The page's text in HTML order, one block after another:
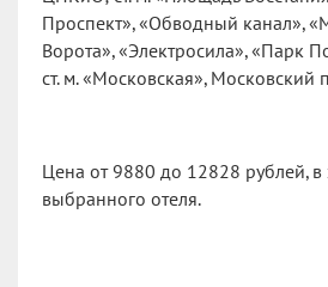
Проспект», «Обводный канал»,
Ворота», «Электросила», «Парк
ст. м. «Московская», Московский
Цена от 9880 до 12828 рублей, в
выбранного отеля.